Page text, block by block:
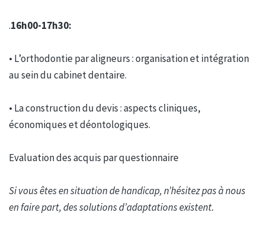
.16h00-17h30:
• L’orthodontie par aligneurs : organisation et intégration
au sein du cabinet dentaire.
• La construction du devis : aspects cliniques,
économiques et déontologiques.
Evaluation des acquis par questionnaire
Si vous êtes en situation de handicap, n’hésitez pas à nous
en faire part, des solutions d’adaptations existent.